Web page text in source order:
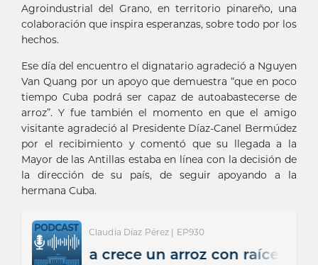
Agroindustrial del Grano, en territorio pinareño, una
colaboración que inspira esperanzas, sobre todo por los
hechos.
Ese día del encuentro el dignatario agradeció a Nguyen
Van Quang por un apoyo que demuestra “que en poco
tiempo Cuba podrá ser capaz de autoabastecerse de
arroz”. Y fue también el momento en que el amigo
visitante agradeció al Presidente Díaz-Canel Bermúdez
por el recibimiento y comentó que su llegada a la
Mayor de las Antillas estaba en línea con la decisión de
la dirección de su país, de seguir apoyando a la
hermana Cuba.
Claudia Díaz Pérez | EP930
Cuba crece un arroz con raíces de